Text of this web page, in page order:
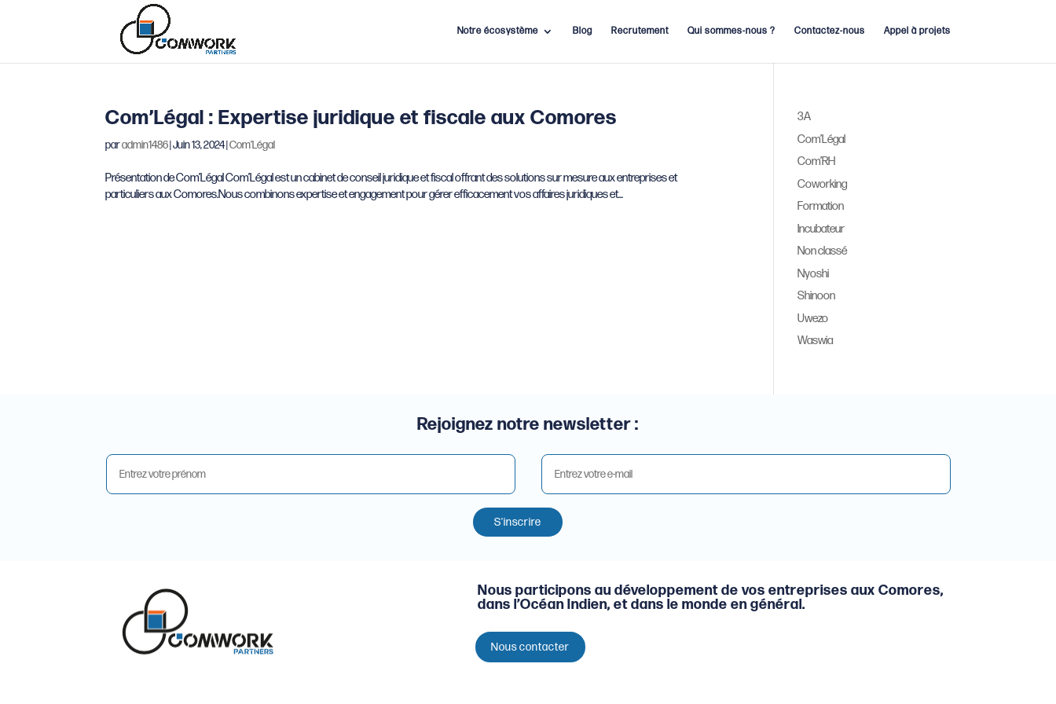
Notre écosystème Blog Recrutement Qui sommes-nous ? Contactez-nous Appel à projets
Com’Légal : Expertise juridique et fiscale aux Comores
paradmin1486|Juin 13, 2024|Com’Légal
Présentation de Com’Légal Com’Légal est un cabinet de conseil juridique et fiscal offrant des solutions sur mesure aux entreprises et
particuliers aux Comores.Nous combinons expertise et engagement pour gérer efficacement vos affaires juridiques et...
3A
Com’Légal
Com’RH
Coworking
Formation
Incubateur
Non classé
Nyoshi
Shinoon
Uwezo
Waswia
Rejoignez notre newsletter :
S'inscrire
Nous participons au développement de vos entreprises aux Comores,
dans l’Océan Indien, et dans le monde en général.
Nous contacter